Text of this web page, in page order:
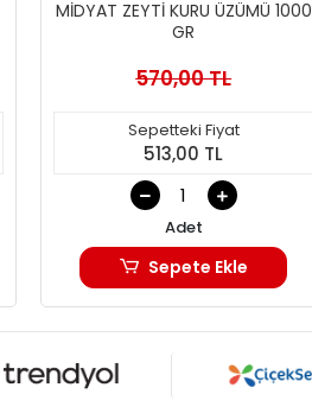
MİDYAT ZEYTİ KURU ÜZÜMÜ 1000
GR
570,00 TL
Sepetteki Fiyat
513,00 TL
Adet
Sepete Ekle